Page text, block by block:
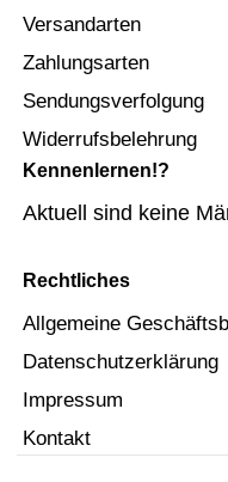
Versandarten
Zahlungsarten
Sendungsverfolgung
Widerrufsbelehrung
Kennenlernen!?
Aktuell sind keine
Rechtliches
Allgemeine
Datenschutzerklärung
Impressum
Kontakt